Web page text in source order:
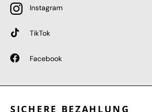
Instagram
TikTok
Facebook
SICHERE BEZAHLUNG